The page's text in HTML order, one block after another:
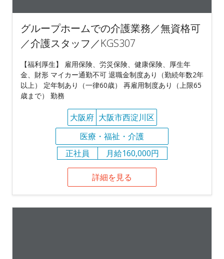
グループホームでの介護業務／無資格可
／介護スタッフ／KGS307
【福利厚生】 雇用保険、労災保険、健康保険、厚生年
金、財形 マイカー通勤不可 退職金制度あり（勤続年数2年
以上） 定年制あり（一律60歳） 再雇用制度あり（上限65
歳まで） 勤務
大阪府 大阪市西淀川区
医療・福祉・介護
正社員
月給160,000円
詳細を見る